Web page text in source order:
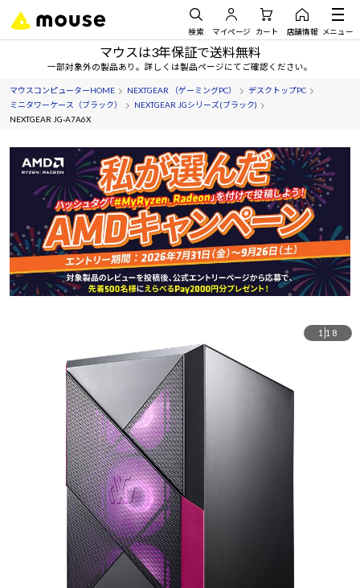
検索 マイページ カート 店舗情報 メニュー
マウスは3年保証で送料無料
一部対象外の製品あり。詳しくは製品ページにてご確認ください。
マウスコンピューターHOME NEXTGEAR （ゲーミングPC）
デスクトップPC
ミニタワーケース（ブラック）
NEXTGEAR JGシリーズ(ブラック)
NEXTGEAR JG-A7A6X
1 18